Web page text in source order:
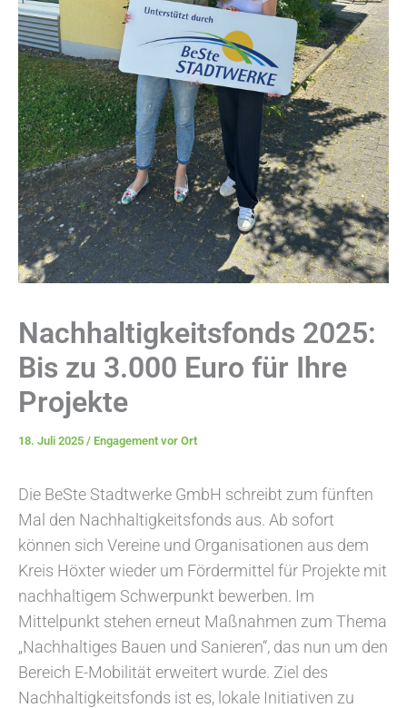
Nachhaltigkeitsfonds 2025:
Bis zu 3.000 Euro für Ihre
Projekte
18. Juli 2025 / Engagement vor Ort
Die BeSte Stadtwerke GmbH schreibt zum fünften
Mal den Nachhaltigkeitsfonds aus. Ab sofort
können sich Vereine und Organisationen aus dem
Kreis Höxter wieder um Fördermittel für Projekte mit
nachhaltigem Schwerpunkt bewerben. Im
Mittelpunkt stehen erneut Maßnahmen zum Thema
„Nachhaltiges Bauen und Sanieren“, das nun um den
Bereich E-Mobilität erweitert wurde. Ziel des
Nachhaltigkeitsfonds ist es, lokale Initiativen zu